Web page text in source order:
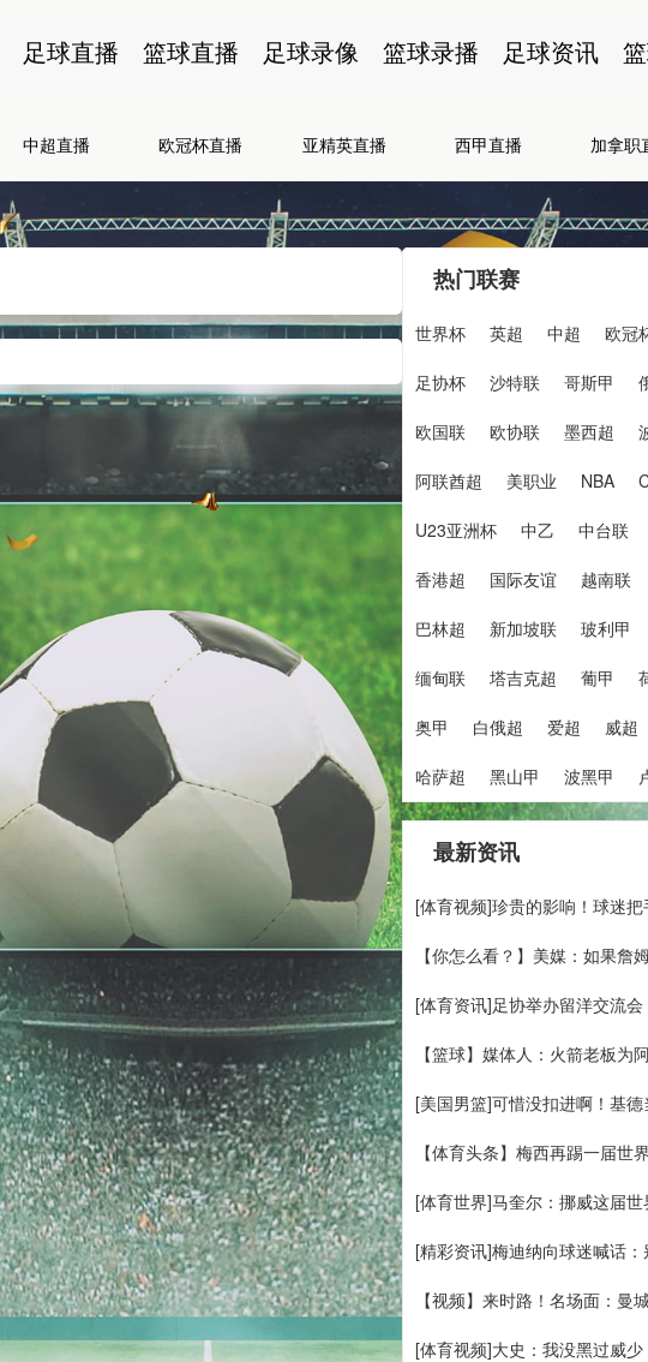
足球直播 篮球直播 足球录像 篮球录播 足球资讯
中超直播 欧冠杯直播 亚精英直播 西甲直播 加拿职
热门联赛
世界杯 英超 中超 欧冠
足协杯 沙特联 哥斯甲
欧国联 欧协联 墨西超
阿联酋超 美职业 NBA
U23亚洲杯 中乙 中台联
香港超 国际友谊 越南联
巴林超 新加坡联 玻利甲
缅甸联 塔吉克超 葡甲
奥甲 白俄超 爱超 威超
哈萨超 黑山甲 波黑甲
最新资讯
[体育视频]珍贵的影响！球迷
【你怎么看？】美媒：如果詹
[体育资讯]足协举办留洋交流
【篮球】媒体人：火箭老板为
[美国男篮]可惜没扣进啊！基
【体育头条】梅西再踢一届世
[体育世界]马奎尔：挪威这届
[精彩资讯]梅迪纳向球迷喊话
【视频】来时路！名场面：曼
[体育视频]大史：我没黑过威